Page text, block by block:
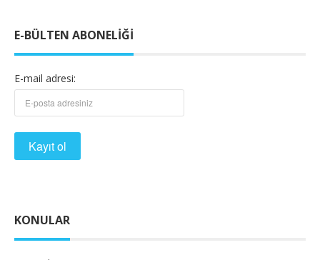
E-BÜLTEN ABONELIĞI
E-mail adresi:
KONULAR